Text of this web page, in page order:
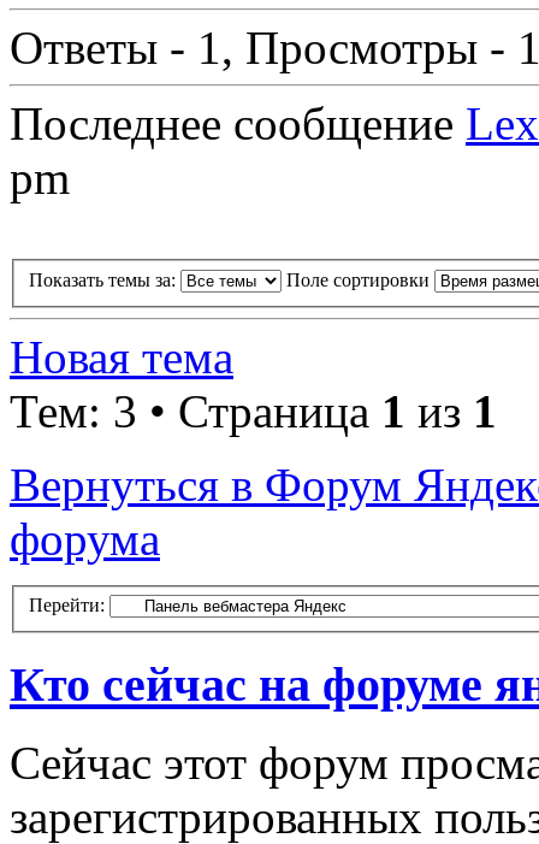
Ответы - 1, Просмотры -
Последнее сообщение
pm
Показать темы за: Поле сортировки
Новая тема
Тем: 3 • Страница 1 из 1
Вернуться в Форум
форума
Перейти:
Кто сейчас на форуме
Сейчас этот форум
зарегистрированных